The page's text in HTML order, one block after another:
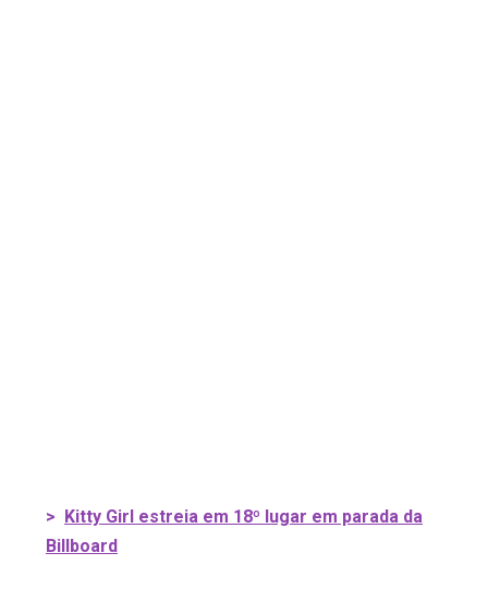
> Kitty Girl estreia em 18º lugar em parada da
Billboard